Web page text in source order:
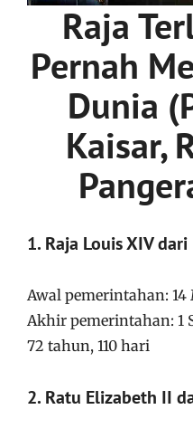
Raja
Pernah
Dunia
Kaisar,
1. Raja Louis XIV dari
Awal pemerintahan: 14
Akhir pemerintahan: 1
72 tahun, 110 hari
2. Ratu Elizabeth II